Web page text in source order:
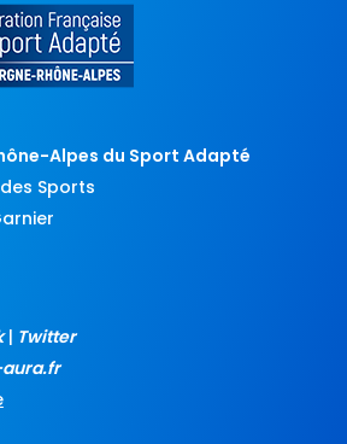
Alpes du Sport Adapté
Sports
| Twitter